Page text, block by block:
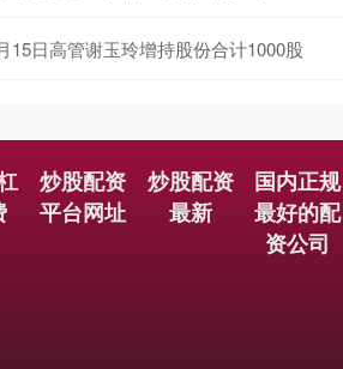
15日高管谢玉玲增持股份合计1000股
炒股配资
平台网址
炒股配资
最新
国内正规
最好的配
资公司